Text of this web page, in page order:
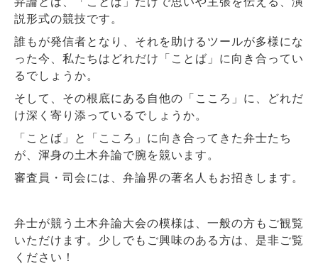
説形式の競技です。
誰もが発信者となり、それを助けるツールが多様にな
った今、私たちはどれだけ「ことば」に向き合ってい
るでしょうか。
そして、その根底にある自他の「こころ」に、どれだ
け深く寄り添っているでしょうか。
「ことば」と「こころ」に向き合ってきた弁士たち
が、渾身の土木弁論で腕を競います。
審査員・司会には、弁論界の著名人もお招きします。
弁士が競う土木弁論大会の模様は、一般の方もご観覧
いただけます。少しでもご興味のある方は、是非ご覧
ください！